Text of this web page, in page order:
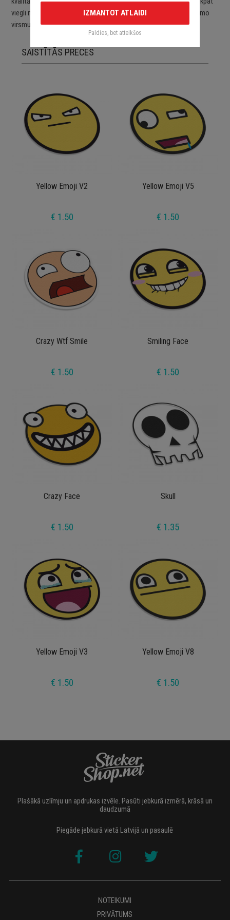
viegli noņemamas. Uzlīmes pēc to noņemšanas nebojā aplīmējamo
virsmu.
SAISTĪTĀS PRECES
Yellow Emoji V2
€ 1.50
Yellow Emoji V5
€ 1.50
Crazy Wtf Smile
€ 1.50
Smiling Face
€ 1.50
Crazy Face
€ 1.50
Skull
€ 1.35
Yellow Emoji V3
€ 1.50
Yellow Emoji V8
€ 1.50
Plašākā uzlīmju un apdrukas izvēle. Pasūti jebkurā izmērā, krāsā un
daudzumā
Piegāde jebkurā vietā Latvijā un pasaulē
NOTEIKUMI
PRIVĀTUMS
IZMANTOT ATLAIDI
Paldies, bet atteikšos